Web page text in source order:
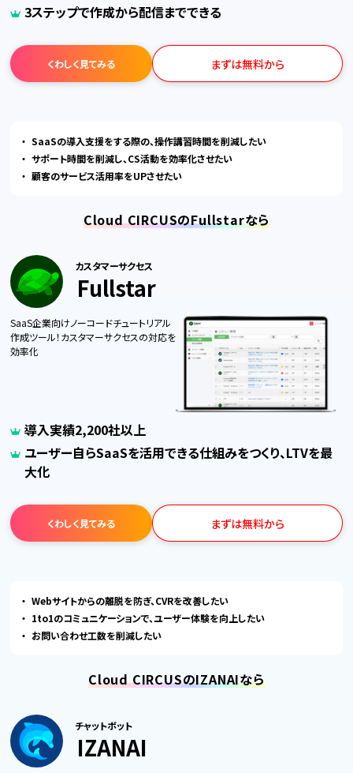
3ステップで作成から配信までできる
くわしく見てみる まずは無料から
SaaSの導入支援をする際の、操作講習時間を削減したい
サポート時間を削減し、CS活動を効率化させたい
顧客のサービス活用率をUPさせたい
Cloud CIRCUSのFullstarなら
カスタマーサクセス
Fullstar
SaaS企業向けノーコードチュートリアル
作成ツール！カスタマーサクセスの対応を
効率化
導入実績2,200社以上
ユーザー自らSaaSを活用できる仕組みをつくり、LTVを最
大化
くわしく見てみる まずは無料から
Webサイトからの離脱を防ぎ、CVRを改善したい
1to1のコミュニケーションで、ユーザー体験を向上したい
お問い合わせ工数を削減したい
Cloud CIRCUSのIZANAIなら
チャットボット
IZANAI